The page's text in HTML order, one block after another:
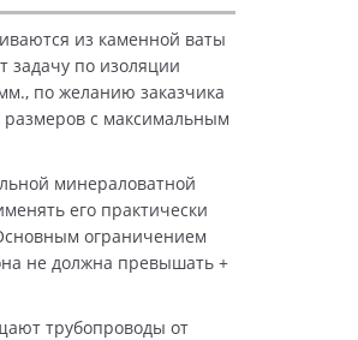
из каменной ваты
задачу по изоляции
по желанию заказчика
с максимальным
минераловатной
его практически
ограничением
не должна превышать +
трубопроводы от